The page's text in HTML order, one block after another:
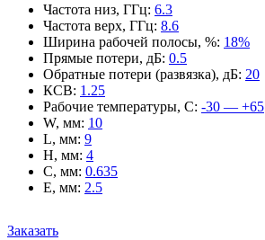
Частота низ, ГГц: 6.3
Частота верх, ГГц: 8.6
Ширина рабочей полосы, %: 18%
Прямые потери, дБ: 0.5
Обратные потери (развязка), дБ: 20
КСВ: 1.25
Рабочие температуры, С: -30 — +65
W, мм: 10
L, мм: 9
H, мм: 4
C, мм: 0.635
E, мм: 2.5
Заказать